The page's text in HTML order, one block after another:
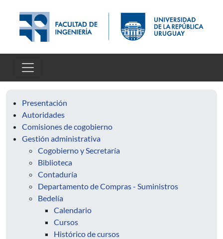
Presentación
Autoridades
Comisiones de cogobierno
Gestión administrativa
Cogobierno y Secretaría
Biblioteca
Contaduría
Departamento de Compras - Suministros
Bedelía
Calendario
Cursos
Histórico de cursos